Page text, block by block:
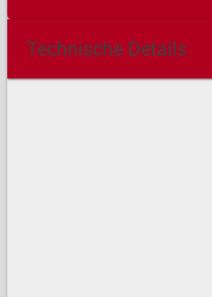
Technische Details